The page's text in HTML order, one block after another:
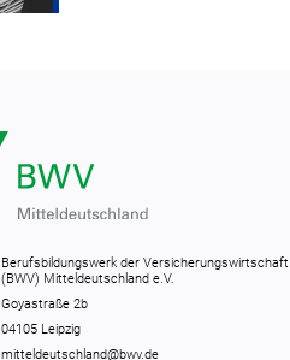
Berufsbildungswerk der Versicherungswirtschaft
(BWV) Mitteldeutschland e.V.
Goyastraße 2b
04105 Leipzig
mitteldeutschland@bwv.de